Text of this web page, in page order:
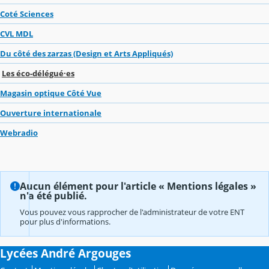
Coté Sciences
CVL MDL
Du côté des zarzas (Design et Arts Appliqués)
Les éco-délégué·es
Magasin optique Côté Vue
Ouverture internationale
Webradio
Aucun élément pour l'article « Mentions légales »
n'a été publié.
Vous pouvez vous rapprocher de l'administrateur de votre ENT
pour plus d'informations.
Lycées André Argouges